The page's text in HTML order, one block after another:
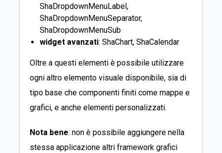
ShaDropdownMenuLabel,
ShaDropdownMenuSeparator,
ShaDropdownMenuSub
widget avanzati: ShaChart, ShaCalendar
Oltre a questi elementi è possibile utilizzare
ogni altro elemento visuale disponibile, sia di
tipo base che componenti finiti come mappe e
grafici, e anche elementi personalizzati.
Nota bene: non è possibile aggiungere nella
stessa applicazione altri framework grafici